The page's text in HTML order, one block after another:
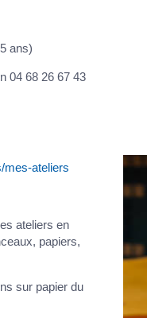
ans)
04 68 26 67 43
mes-ateliers
ateliers en
papiers,
sur papier du